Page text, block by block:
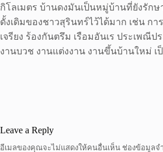
กิโลเมตร บ้านดงมันเป็นหมู่บ้านที่ยังรัก
ดั้งเดิมของชาวสุรินทร์ไว้ได้มาก เช่น กา
เจรียง ร้องกันตรึม เรือมอันเร ประเพณีป
งานบวช งานแต่งงาน งานขึ้นบ้านใหม่ เ
Leave a Reply
อีเมลของคุณจะไม่แสดงให้คนอื่นเห็น ช่องข้อมูลจ